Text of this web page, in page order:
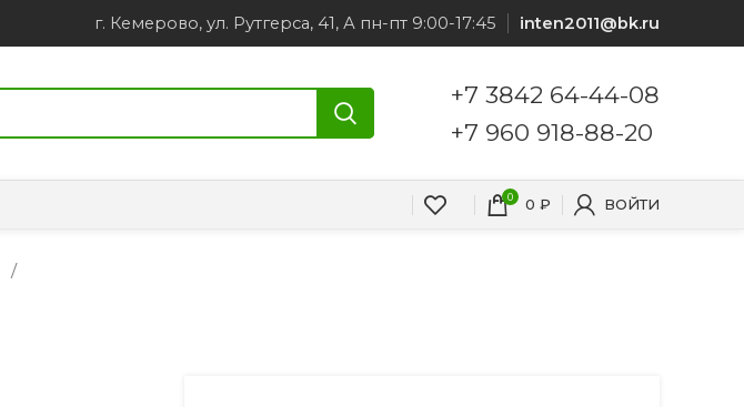
г. Кемерово, ул. Рутгерса, 41, А пн-пт 9:00-17:45 inten2011@bk.ru
+7 3842 64-44-08
+7 960 918-88-20
0 0 ₽ ВОЙТИ